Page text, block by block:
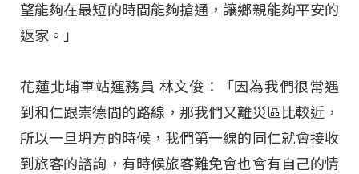
望能夠在最短的時間能夠搶通，讓鄉親能夠平安的
返家。」
花蓮北埔車站運務員 林文俊：「因為我們很常遇
到和仁跟崇德間的路線，那我們又離災區比較近，
所以一旦坍方的時候，我們第一線的同仁就會接收
到旅客的諮詢，有時候旅客難免會也會有自己的情